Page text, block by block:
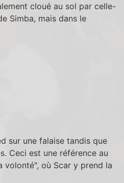
cloué au sol par celle-
Simba, mais dans le
sur une falaise tandis que
Ceci est une référence au
volonté", où Scar y prend la